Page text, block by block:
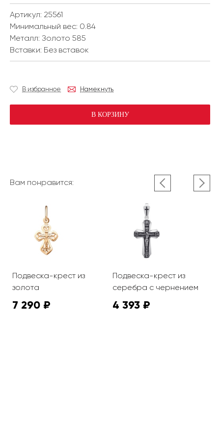
Артикул: 25561
Минимальный вес: 0.84
Металл: Золото 585
Вставки: Без вставок
В избранное Намекнуть
В КОРЗИНУ
Вам понравится:
Подвеска-крест из
золота
7 290 ₽
Подвеска-крест из
серебра с чернением
4 393 ₽